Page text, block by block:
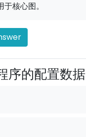
核心图。
序的配置数